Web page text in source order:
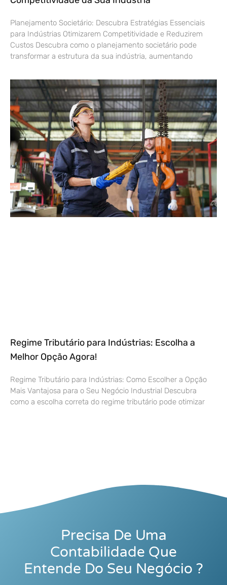
Planejamento Societário: Descubra Estratégias Essenciais
para Indústrias Otimizarem Competitividade e Reduzirem
Custos Descubra como o planejamento societário pode
transformar a estrutura da sua indústria, aumentando
Regime Tributário para Indústrias: Escolha a
Melhor Opção Agora!
Regime Tributário para Indústrias: Como Escolher a Opção
Mais Vantajosa para o Seu Negócio Industrial Descubra
como a escolha correta do regime tributário pode otimizar
Precisa De Uma
Contabilidade Que
Entende Do Seu Negócio ?